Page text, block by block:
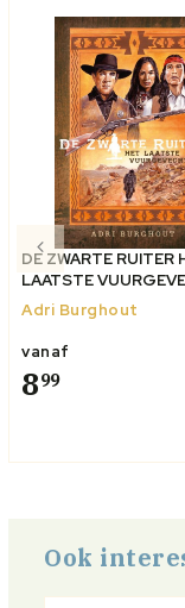
DE ZWARTE RUITER
LAATSTE
Adri Burghout
vanaf
899
Ook